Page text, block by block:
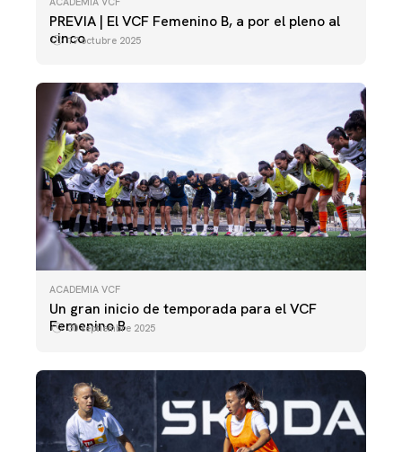
PREVIA | El VCF Femenino B, a por el pleno al
cinco
17 octubre 2025
ACADEMIA VCF
Un gran inicio de temporada para el VCF
Femenino B
30 septiembre 2025